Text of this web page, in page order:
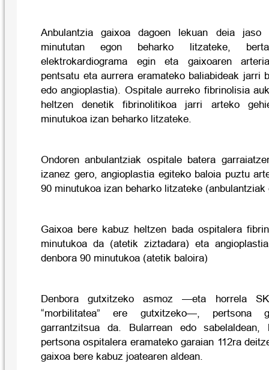
Anbulantzia gaixoa dagoen lekuan deia jaso
minututan egon beharko litzateke,
elektrokardiograma egin eta gaixoaren
pentsatu eta aurrera eramateko baliabideak jarri
edo angioplastia). Ospitale aurreko fibrinolisia
heltzen denetik fibrinolitikoa jarri arteko
minutukoa izan beharko litzateke.
Ondoren anbulantziak ospitale batera
izanez gero, angioplastia egiteko baloia puztu
90 minutukoa izan beharko litzateke
Gaixoa bere kabuz heltzen bada ospitalera
minutukoa da (atetik ziztadara) eta
denbora 90 minutukoa (atetik baloira)
Denbora gutxitzeko asmoz —eta horrela
“morbilitatea” ere gutxitzeko—, pertsona
garrantzitsua da. Bularrean edo sabelaldean,
pertsona ospitalera eramateko garaian 112ra
gaixoa bere kabuz joatearen aldean.